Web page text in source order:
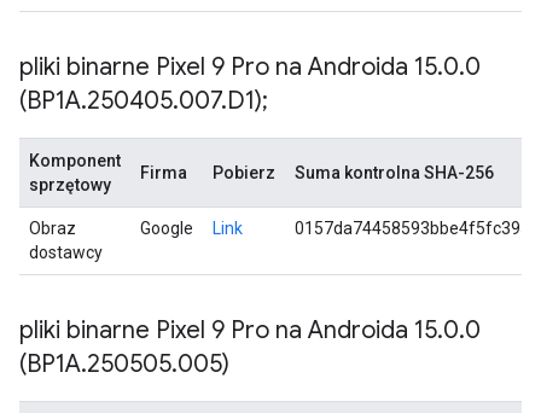
pliki binarne Pixel 9 Pro na Androida 15.0.0
(BP1A.250405.007.D1);
Komponent
sprzętowy
Firma Pobierz Suma kontrolna SHA-256
Obraz
dostawcy
Google Link
pliki binarne Pixel 9 Pro na Androida 15.0.0
(BP1A.250505.005)